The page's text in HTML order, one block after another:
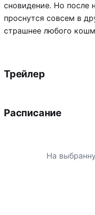
сновидение. Но после
проснутся совсем в
страшнее любого
Трейлер
Расписание
На